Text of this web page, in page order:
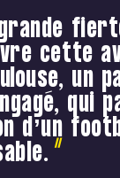
cette
un
qui
d’un